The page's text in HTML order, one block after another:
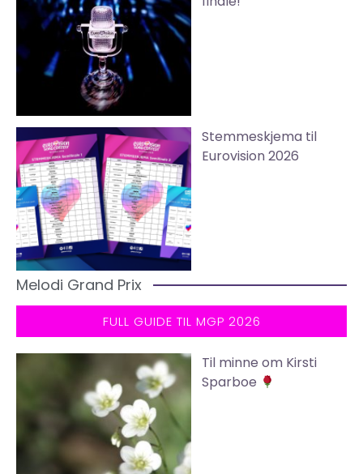
Stemmeskjema til
Eurovision 2026
Melodi Grand Prix
FULL GUIDE TIL MGP 2026
Til minne om Kirsti
Sparboe